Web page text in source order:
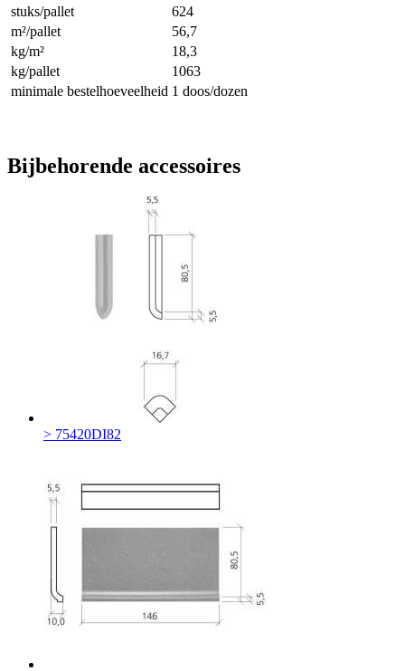
stuks/pallet
624
m²/pallet
56,7
kg/m²
18,3
kg/pallet
1063
minimale bestelhoeveelheid 1 doos/dozen
Bijbehorende accessoires
> 75420DI82